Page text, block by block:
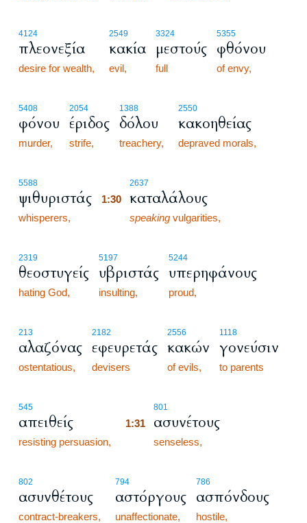
4124
πλεονεξία
desire for wealth,
2549
κακία
evil,
3324
μεστούς
full
5355
φθόνου
of envy,
5408
φόνου
murder,
2054
έριδος
strife,
1388
δόλου
treachery,
2550
κακοηθείας
depraved morals,
5588
ψιθυριστάς
whisperers,
2637
1:30 καταλάλους
speaking vulgarities,
2319
θεοστυγείς
hating God,
5197
υβριστάς
insulting,
5244
υπερηφάνους
proud,
213
αλαζόνας
ostentatious,
2182
εφευρετάς
devisers
2556
κακών
of evils,
1118
γονεύσιν
to parents
545
απειθείς
resisting persuasion,
801
1:31 ασυνέτους
senseless,
802
ασυνθέτους
contract-breakers,
794
αστόργους
unaffectionate,
786
ασπόνδους
hostile,